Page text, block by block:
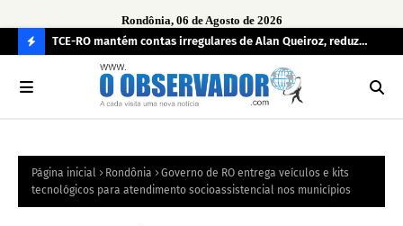
Rondônia, 06 de Agosto de 2026
O
R
TCE-RO mantém contas irregulares de Alan Queiroz, reduz
multa e caso pode gerar Inelegibilidade
Página inicial Rondônia
Governo de RO entrega veículos e kits
tecnológicos para atendimento socioassistencial nos municípios